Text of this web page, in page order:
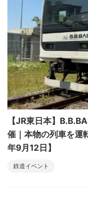
【JR東日本】
催｜本物の列車を運
年9月12日】
鉄道イベント